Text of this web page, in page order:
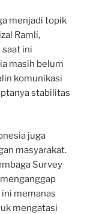
menjadi topik
Ramli,
ini
masih belum
komunikasi
stabilitas
juga
masyarakat.
Survey
memanas
mengatasi